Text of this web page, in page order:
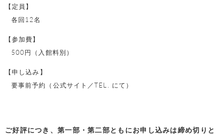
【定員】
各回12名
【参加費】
500円（入館料別）
【申し込み】
要事前予約（公式サイト／TEL. にて）
ご好評につき、第一部・第二部ともにお申し込みは締め切りと